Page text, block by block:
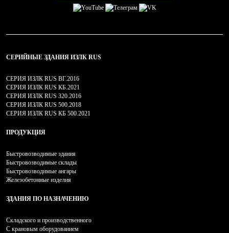
СЕРИЙНЫЕ ЗДАНИЯ ИЗЛК RUS
СЕРИЯ ИЗЛК RUS ВГ.2016
СЕРИЯ ИЗЛК RUS КБ.2021
СЕРИЯ ИЗЛК RUS 320.2016
СЕРИЯ ИЗЛК RUS 500.2018
СЕРИЯ ИЗЛК RUS КБ 500.2021
ПРОДУКЦИЯ
Быстровозводимые здания
Быстровозводимые склады
Быстровозводимые ангары
Железобетонные изделия
ЗДАНИЯ ПО НАЗНАЧЕНИЮ
Складского и производственного
С крановым оборудованием